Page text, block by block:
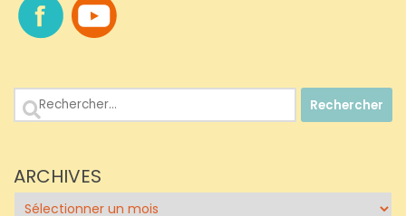
Rechercher :
ARCHIVES
Archives